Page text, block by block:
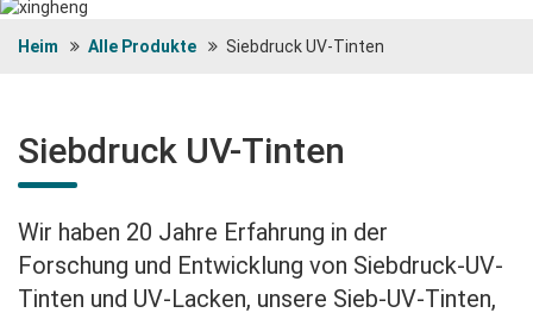
Heim Alle Produkte Siebdruck UV-Tinten
Siebdruck UV-Tinten
Wir haben 20 Jahre Erfahrung in der
Forschung und Entwicklung von Siebdruck-UV-
Tinten und UV-Lacken, unsere Sieb-UV-Tinten,